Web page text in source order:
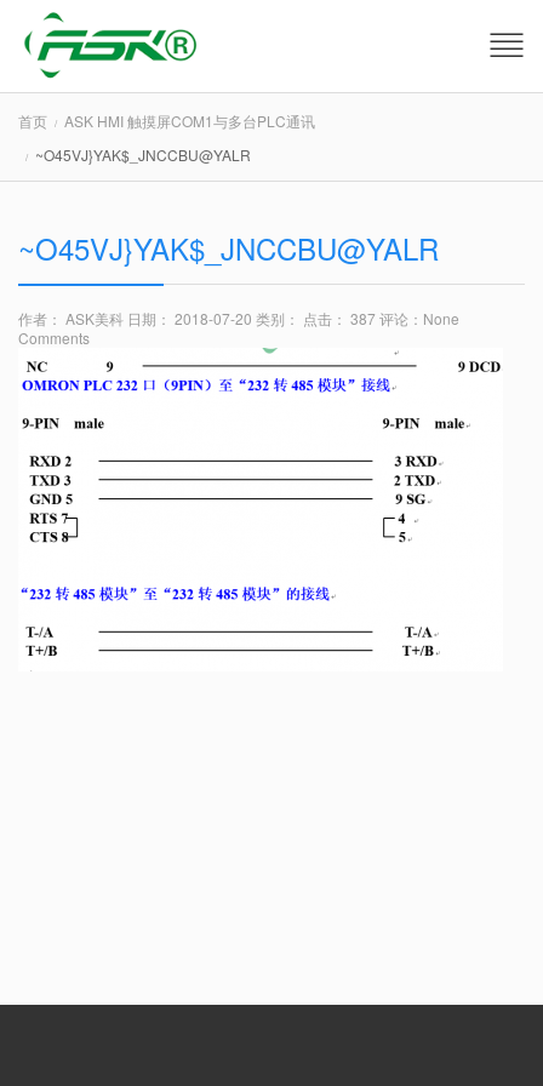
首页
ASK HMI 触摸屏COM1与多台PLC通讯
~O45VJ}YAK$_JNCCBU@YALR
~O45VJ}YAK$_JNCCBU@YALR
作者： ASK美科 日期： 2018-07-20 类别： 点击： 387 评论： None
Comments